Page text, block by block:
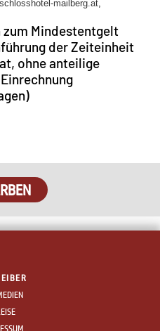
mailberg.at
Mindestentgelt
der Zeiteinheit
ohne anteilige